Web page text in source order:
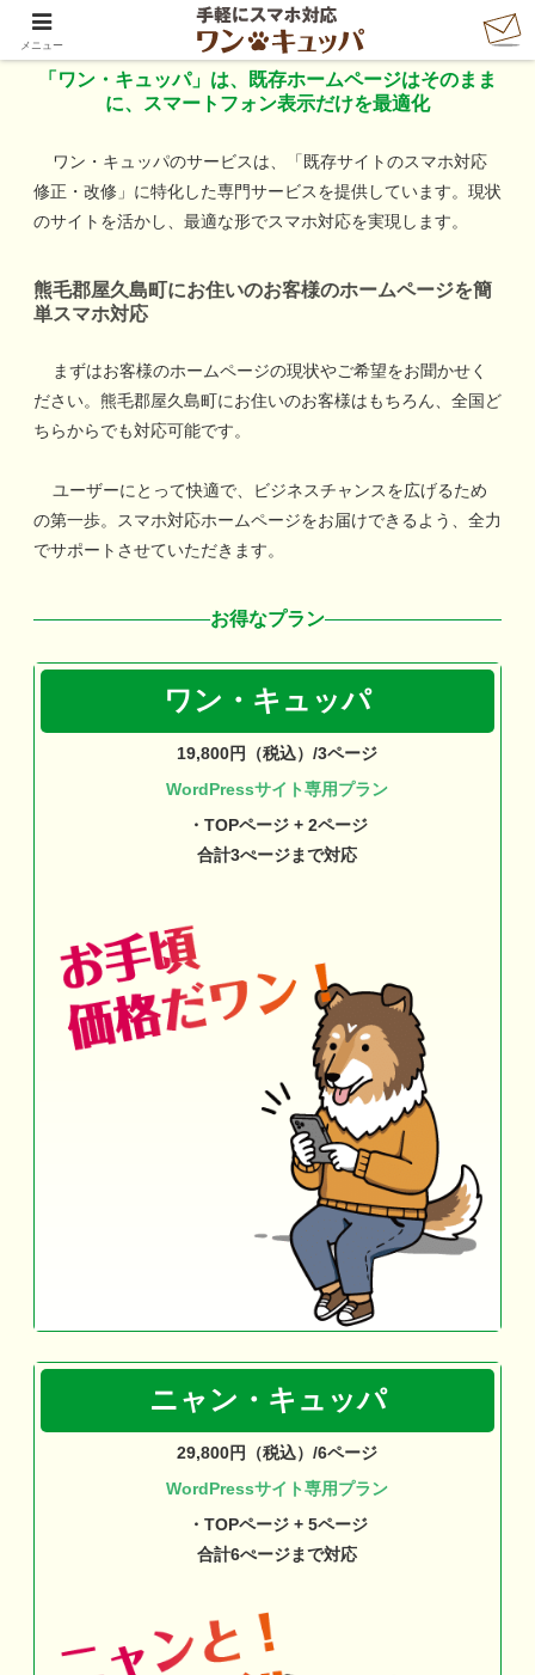
「ワン・キュッパ」で手軽にスマホ対応
「ワン・キュッパ」は、既存ホームページはそのまま
に、スマートフォン表示だけを最適化
ワン・キュッパのサービスは、「既存サイトのスマホ対応
修正・改修」に特化した専門サービスを提供しています。現状
のサイトを活かし、最適な形でスマホ対応を実現します。
熊毛郡屋久島町にお住いのお客様のホームページを簡
単スマホ対応
まずはお客様のホームページの現状やご希望をお聞かせく
ださい。 熊毛郡屋久島町にお住いのお客様はもちろん、全国ど
ちらからでも対応可能です。
ユーザーにとって快適で、ビジネスチャンスを広げるため
の第一歩。スマホ対応ホームページをお届けできるよう、全力
でサポートさせていただきます。
お得なプラン
ワン・キュッパ
19,800円（税込）/3ページ
WordPressサイト専用プラン
・TOPページ + 2ページ
合計3ぺージまで対応
ニャン・キュッパ
29,800円（税込）/6ページ
WordPressサイト専用プラン
・TOPページ + 5ページ
合計6ぺージまで対応
メニュー